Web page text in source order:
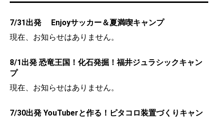
7/31出発 Enjoyサッカー＆夏満喫キャンプ
現在、お知らせはありません。
8/1出発 恐竜王国！化石発掘！福井ジュラシックキャン
プ
現在、お知らせはありません。
7/30出発 YouTuberと作る！ピタコロ装置づくりキャン